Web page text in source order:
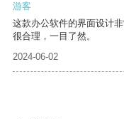
游客
这款办公软件的界面设计
很合理，一目了然。
2024-06-02